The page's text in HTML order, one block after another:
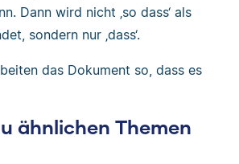
Dann wird nicht ‚so dass‘ als
sondern nur ‚dass‘.
das Dokument so, dass es
ähnlichen Themen